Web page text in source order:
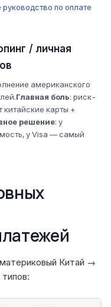
по оплате
/ личная
американского
Главная боль: риск-
китайские карты +
решение: у
у Visa — самый
Китай →